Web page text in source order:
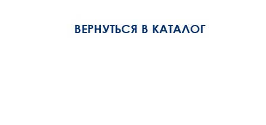
ВЕРНУТЬСЯ В КАТАЛОГ